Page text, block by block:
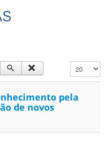
Exibir #
pela
de novos